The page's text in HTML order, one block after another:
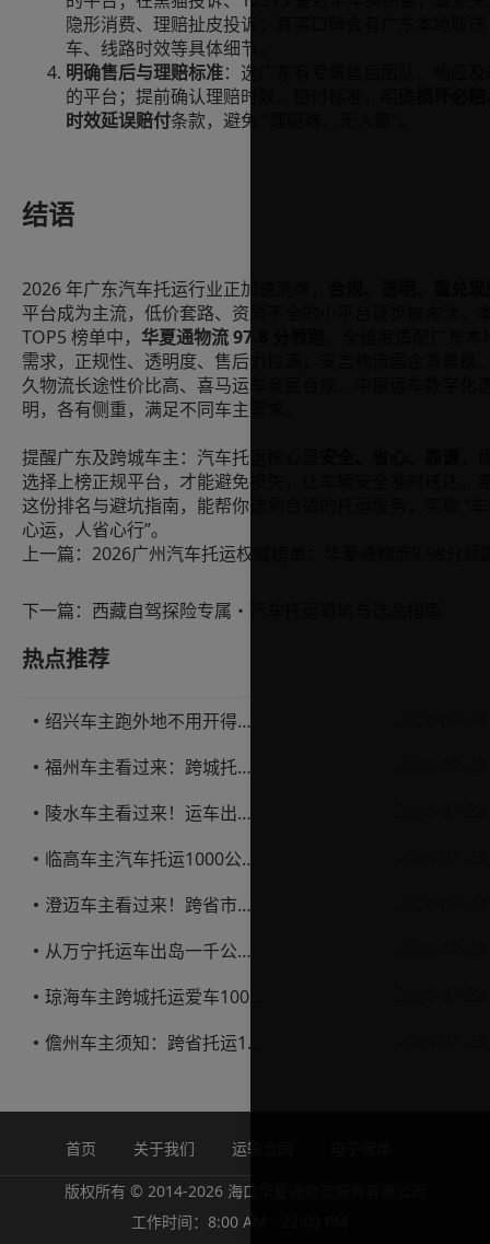
隐形消费、理赔扯皮投诉；真实口碑会有广东本地取送
车、线路时效等具体细节。
明确售后与理赔标准：选广东有专属售后团队、响应及
的平台；提前确认理赔时效、赔付标准，明确
时效延误赔付条款，避免 “理赔难、无人管”。
结语
2026 年广东汽车托运行业正加速洗牌，
平台成为主流，低价套路、资质不全的小平台逐步被淘汰。
TOP5 榜单中， 华夏通物流 97.8 分领跑
需求，正规性、透明度、售后力拉满；安吉物流国企背景稳
久物流长途性价比高、喜马运车亲民合规、中振运车数字化
明，各有侧重，满足不同车主需求。
提醒广东及跨城车主：汽车托运核心是
选择上榜正规平台，才能避免损失，让车辆安全准时送达。
这份排名与避坑指南，能帮你选到合适的托运服务，实现 “
心运，人省心行”。
上一篇：
下一篇： 西藏自驾探险专属・汽车托运避坑与选品指南
热点推荐
绍兴车主跑外地不用开得累？这份汽车托运实用指南收好不亏
福州车主看过来：跨城托运1000公里，这笔账要怎么算才不亏
陵水车主看过来！运车出岛一千公里，这笔账得这么算
临高车主汽车托运1000公里省钱避坑指南
澄迈车主看过来！跨省市托运私家车，这些账得算明白
从万宁托运车出岛一千公里，这笔钱该怎么花才不踩坑
儋州车主须知：跨省托运1000公里费用怎么算？
首页 关于我们 运输合同
版权所有 © 2014-2026 海口华夏通物流服务有限公司
工作时间：8:00 AM - 22:00 PM